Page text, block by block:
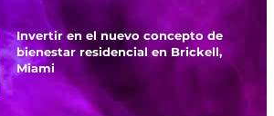
Invertir en el nuevo concepto de
bienestar residencial en Brickell,
Miami